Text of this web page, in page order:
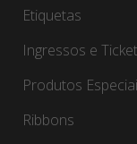
Etiquetas
Ingressos e
Produtos
Ribbons